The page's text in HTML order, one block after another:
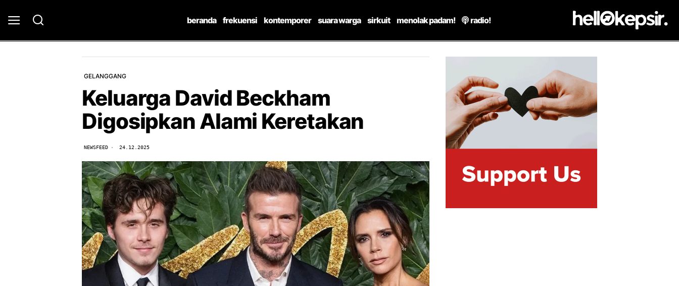
beranda frekuensi kontemporer suara warga sirkuit menolak padam! radio!
GELANGGANG
Keluarga David Beckham
Digosipkan Alami Keretakan
NEWSFEED 24.12.2025